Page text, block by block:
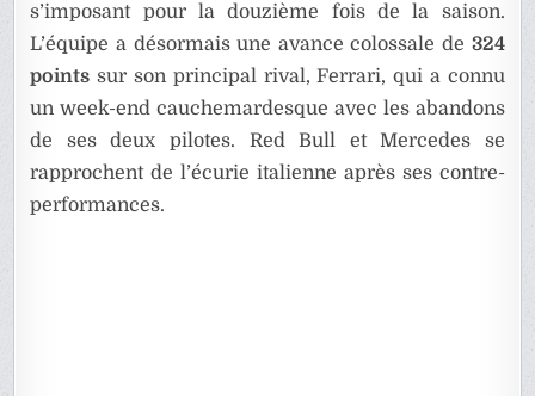
s’imposant pour la douzième fois de la saison.
L’équipe a désormais une avance colossale de 324
points sur son principal rival, Ferrari, qui a connu
un week-end cauchemardesque avec les abandons
de ses deux pilotes. Red Bull et Mercedes se
rapprochent de l’écurie italienne après ses contre-
performances.